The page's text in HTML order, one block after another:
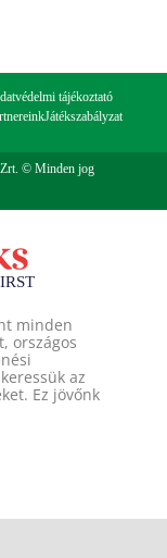
tájékoztató
Játékszabályzat
© Minden jog
minden
országos
az
Ez jövőnk